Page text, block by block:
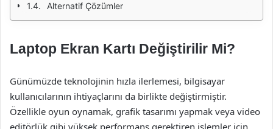
Alternatif Çözümler
Laptop Ekran Kartı Değiştirilir Mi?
Günümüzde teknolojinin hızla ilerlemesi, bilgisayar
kullanıcılarının ihtiyaçlarını da birlikte değiştirmiştir.
Özellikle oyun oynamak, grafik tasarımı yapmak veya video
editörlük gibi yüksek performans gerektiren işlemler için